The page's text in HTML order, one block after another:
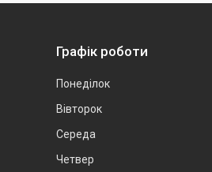
Графік роботи
Понеділок
Вівторок
Середа
Четвер